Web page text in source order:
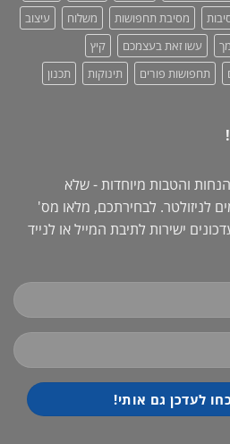
מסיבת תחפושות משלוח
עיצוב
עשו זאת בעצמכם
קיץ
תחפושות פורים תינוקות תכנון
והטבות מיוחדות - שלא
לניזולטר. לבחירתכם, מלאו מס'
ישירות לתיבת המייל או לנייד